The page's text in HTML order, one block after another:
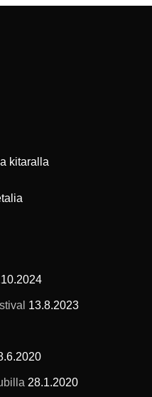
kitaralla
13.8.2023
28.1.2020